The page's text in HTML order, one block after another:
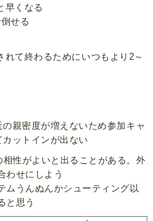
早くなる
せる
て終わるためにいつもより2～
親密度が増えないため参加キャ
ットインが出ない
性がよいと出ることがある。外
わせにしよう
ムうんぬんかシューティング以
と思う